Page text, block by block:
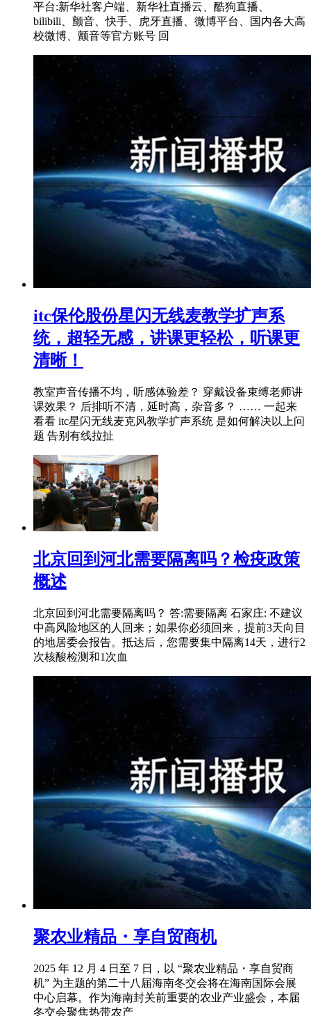
平台:新华社客户端、新华社直播云、酷狗直播、
bilibili、颤音、快手、虎牙直播、微博平台、国内各大高
校微博、颤音等官方账号 回
itc保伦股份星闪无线麦教学扩声系
统，超轻无感，讲课更轻松，听课更
清晰！
教室声音传播不均，听感体验差？ 穿戴设备束缚‌老师讲
课效果？ 后排听不清，延时高，杂音多？ …… 一起来
看看 itc星闪无线麦克风教学扩声系统 是如何解决以上问
题 告别有线拉扯
北京回到河北需要隔离吗？检疫政策
概述
北京回到河北需要隔离吗？ 答:需要隔离 石家庄: 不建议
中高风险地区的人回来；如果你必须回来，提前3天向目
的地居委会报告。抵达后，您需要集中隔离14天，进行2
次核酸检测和1次血
聚农业精品・享自贸商机
2025 年 12 月 4 日至 7 日，以 “聚农业精品・享自贸商
机” 为主题的第二十八届海南冬交会将在海南国际会展
中心启幕。作为海南封关前重要的农业产业盛会，本届
冬交会聚焦热带农产